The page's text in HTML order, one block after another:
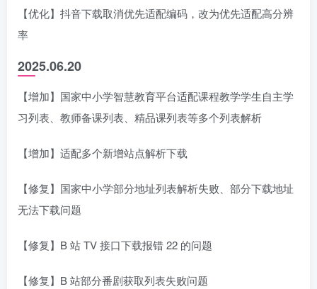
【优化】抖音下载取消优先适配编码，改为优先适配高分辨
率
2025.06.20
【增加】国家中小学智慧教育平台适配课程教学学生自主学
习列表、教师备课列表、精品课列表等多个列表解析
【增加】适配多个新增站点解析下载
【修复】国家中小学部分地址列表解析失败、部分下载地址
无法下载问题
【修复】B 站 TV 接口下载报错 22 的问题
【修复】B 站部分番剧获取列表失败问题